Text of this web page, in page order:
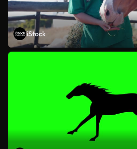
iStock